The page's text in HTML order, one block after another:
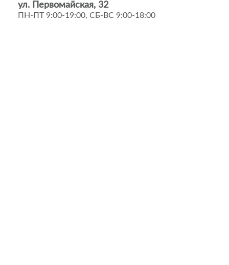
ул. Первомайская, 32
ПН-ПТ 9:00-19:00, СБ-ВС 9:00-18:00